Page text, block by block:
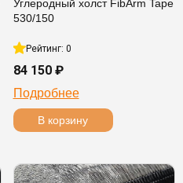
Углеродный холст FibArm Tape
530/150
Рейтинг: 0
84 150 ₽
Подробнее
В корзину